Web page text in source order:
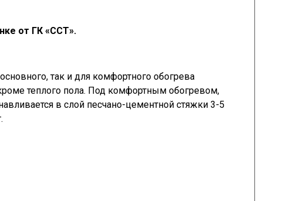
от ГК «ССТ».
так и для комфортного обогрева
теплого пола. Под комфортным обогревом,
в слой песчано-цементной стяжки 3-5